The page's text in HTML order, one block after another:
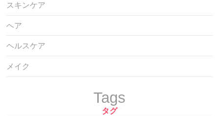
スキンケア
ヘア
ヘルスケア
メイク
Tags
タグ